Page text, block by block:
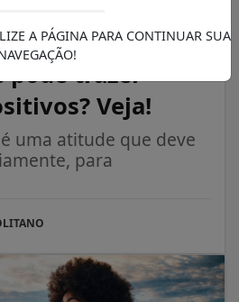
da saúde
trazer
Veja!
uma atitude que deve
para
A PÁGINA PARA CONTINUAR SUA